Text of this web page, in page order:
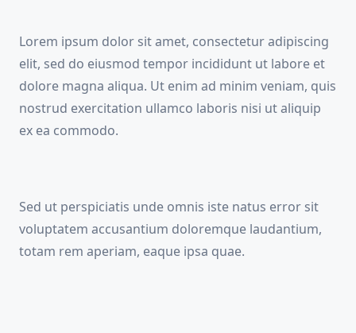
Lorem ipsum dolor sit amet, consectetur adipiscing
elit, sed do eiusmod tempor incididunt ut labore et
dolore magna aliqua. Ut enim ad minim veniam, quis
nostrud exercitation ullamco laboris nisi ut aliquip
ex ea commodo.
Sed ut perspiciatis unde omnis iste natus error sit
voluptatem accusantium doloremque laudantium,
totam rem aperiam, eaque ipsa quae.